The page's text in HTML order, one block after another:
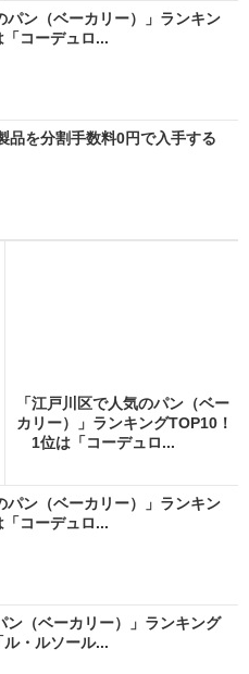
パン（ベーカリー）」ランキン
コーデュロ...
品を分割手数料0円で入手する
「江戸川区で人気のパン（ベー
カリー）」ランキングTOP10！
1位は「コーデュロ...
パン（ベーカリー）」ランキン
コーデュロ...
ン（ベーカリー）」ランキング
・ルソール...